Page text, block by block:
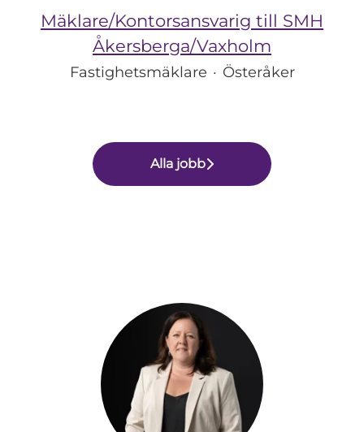
Mäklare/Kontorsansvarig till SMH
Åkersberga/Vaxholm
Fastighetsmäklare · Österåker
Alla jobb